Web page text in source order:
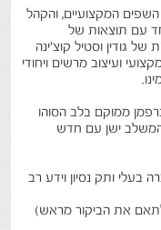
המקצועיים, והקהל
עם תוצאות של
של גודין וסטיל קוצ'ינה
ועיצוב מרשים ויחודי
ממוקם בלב הסוהו
המשלב ישן עם חדש
בעלי ותק נסיון וידע רב
את הביקור מראש)